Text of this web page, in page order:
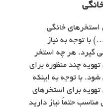
خانگی
با توجه به نیاز
می گیرد. هر چه استخر
چند منظوره برای
با توجه به اینکه
برای استخرهای
حتماً نیاز دارید